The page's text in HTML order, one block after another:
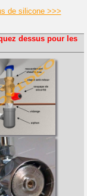
de silicone >>>
dessus pour les